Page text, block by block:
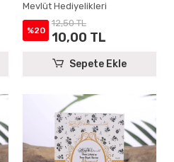
Mevlüt Hediyelikleri
%20
12,50 TL
10,00 TL
Sepete Ekle